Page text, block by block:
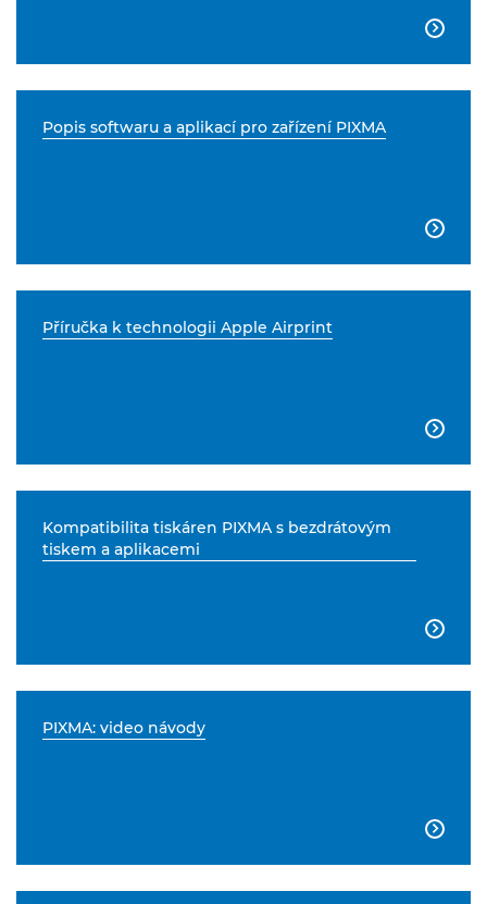

Popis softwaru a aplikací pro zařízení PIXMA

Příručka k technologii Apple Airprint

Kompatibilita tiskáren PIXMA s bezdrátovým
tiskem a aplikacemi

PIXMA: video návody
